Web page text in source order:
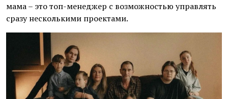
мама – это топ-менеджер с возможностью управлять
сразу несколькими проектами.